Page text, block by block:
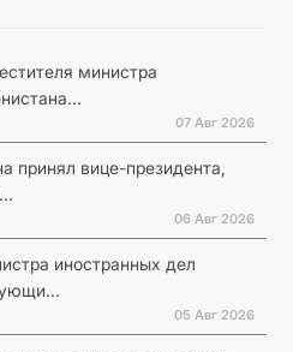
министра
07 Авг 2026
принял вице-президента,
06 Авг 2026
иностранных дел
05 Авг 2026